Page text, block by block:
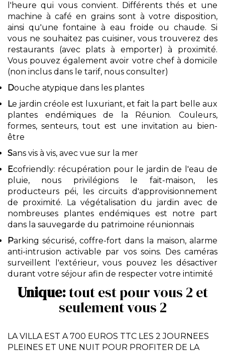
l'heure qui vous convient. Différents thés et une
machine à café en grains sont à votre disposition,
ainsi qu'une fontaine à eau froide ou chaude. Si
vous ne souhaitez pas cuisiner, vous trouverez des
restaurants (avec plats à emporter) à proximité.
Vous pouvez également avoir votre chef à domicile
(non inclus dans le tarif, nous consulter)
Douche atypique dans les plantes
Le jardin créole est luxuriant, et fait la part belle aux
plantes endémiques de la Réunion. Couleurs,
formes, senteurs, tout est une invitation au bien-
être
Sans vis à vis, avec vue sur la mer
Ecofriendly: récupération pour le jardin de l'eau de
pluie, nous privilégions le fait-maison, les
producteurs péi, les circuits d'approvisionnement
de proximité. La végétalisation du jardin avec de
nombreuses plantes endémiques est notre part
dans la sauvegarde du patrimoine réunionnais
Parking sécurisé, coffre-fort dans la maison, alarme
anti-intrusion activable par vos soins. Des caméras
surveillent l'extérieur, vous pouvez les désactiver
durant votre séjour afin de respecter votre intimité
Unique:tout est pour vous 2 et
seulement vous 2
LA VILLA EST A 700 EUROS TTC LES 2 JOURNEES
PLEINES ET UNE NUIT POUR PROFITER DE LA